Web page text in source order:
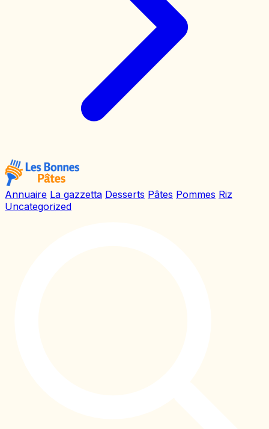
Annuaire La gazzetta Desserts Pâtes Pommes Riz
Uncategorized